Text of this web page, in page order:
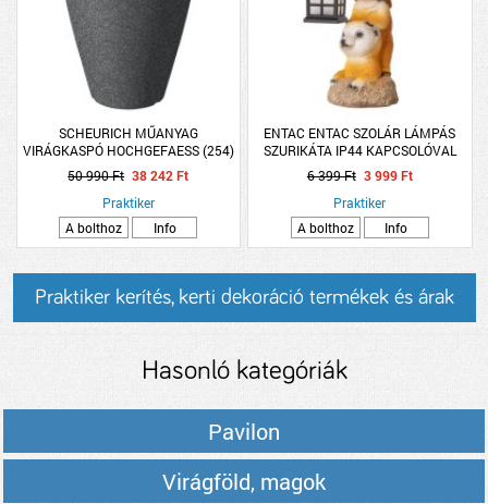
SCHEURICH MŰANYAG
VIRÁGKASPÓ HOCHGEFAESS (254)
67CM FEKETE GRÁNIT SZÍNŰ
50 990 Ft 38 242 Ft
Praktiker
A bolthoz
Info
ENTAC ENTAC SZOLÁR LÁMPÁS
SZURIKÁTA IP44 KAPCSOLÓVAL
13X12X30 BARNA
6 399 Ft 3 999 Ft
Praktiker
A bolthoz
Info
Praktiker kerítés, kerti dekoráció termékek és árak
Hasonló kategóriák
Pavilon
Virágföld, magok